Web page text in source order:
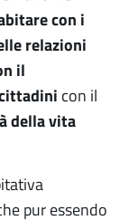
con i
relazioni
il
con il
della vita
pur essendo